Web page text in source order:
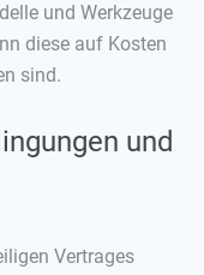
und Werkzeuge
diese auf Kosten
sind.
und
Vertrages